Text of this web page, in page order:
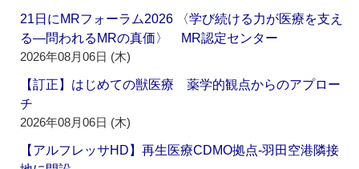
21日にMRフォーラム2026 〈学び続ける力が医療を支え
る―問われるMRの真価〉 MR認定センター
2026年08月06日 (木)
【訂正】はじめての獣医療 薬学的観点からのアプロー
チ
2026年08月06日 (木)
【アルフレッサHD】再生医療CDMO拠点‐羽田空港隣接